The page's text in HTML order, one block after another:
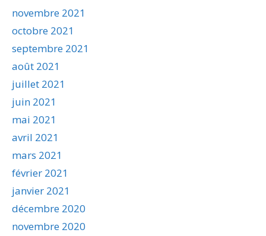
novembre 2021
octobre 2021
septembre 2021
août 2021
juillet 2021
juin 2021
mai 2021
avril 2021
mars 2021
février 2021
janvier 2021
décembre 2020
novembre 2020